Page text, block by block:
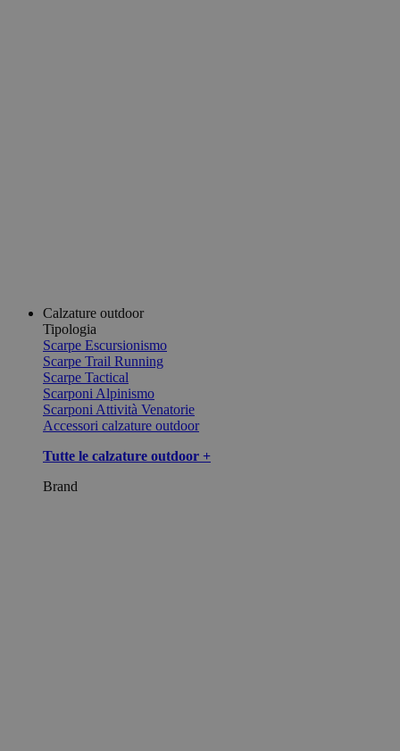
Calzature outdoor
Tipologia
Scarpe Escursionismo
Scarpe Trail Running
Scarpe Tactical
Scarponi Alpinismo
Scarponi Attività Venatorie
Accessori calzature outdoor
Tutte le calzature outdoor +
Brand